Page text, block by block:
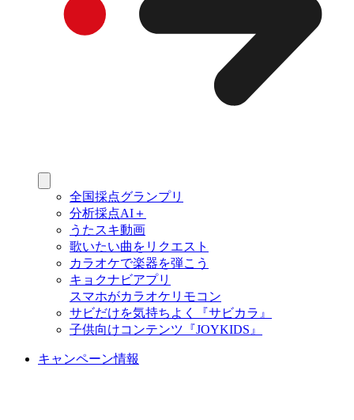
全国採点グランプリ
分析採点AI＋
うたスキ動画
歌いたい曲をリクエスト
カラオケで楽器を弾こう
キョクナビアプリ
スマホがカラオケリモコン
サビだけを気持ちよく『サビカラ』
子供向けコンテンツ『JOYKIDS』
キャンペーン情報